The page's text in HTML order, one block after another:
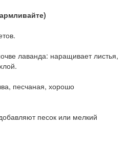
лаванда: наращивает листья,
песчаная, хорошо
песок или мелкий